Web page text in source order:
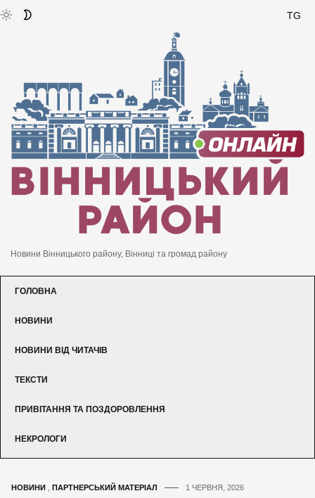
TG
Новини Вінницького району, Вінниці та громад району
ГОЛОВНА
НОВИНИ
НОВИНИ ВІД ЧИТАЧІВ
ТЕКСТИ
ПРИВІТАННЯ ТА ПОЗДОРОВЛЕННЯ
НЕКРОЛОГИ
НОВИНИ ПАРТНЕРСЬКИЙ МАТЕРІАЛ 1 ЧЕРВНЯ, 2026